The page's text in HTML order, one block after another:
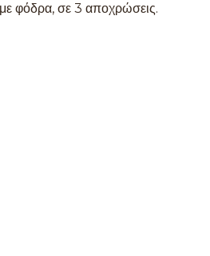
φόδρα, σε 3 αποχρώσεις.